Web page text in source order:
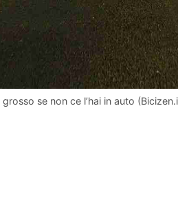
grosso se non ce l’hai in auto